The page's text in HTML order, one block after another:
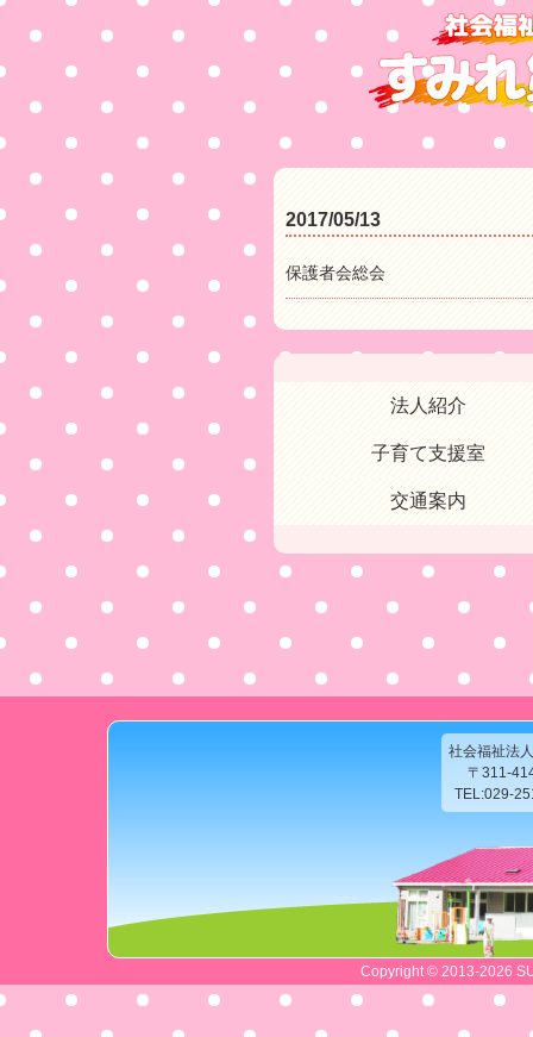
2017/05/13
保護者会総会
法人紹介
子育て支援室
交通案内
社会福祉法
〒311-
TEL:029-
Copyright © 2013-2026